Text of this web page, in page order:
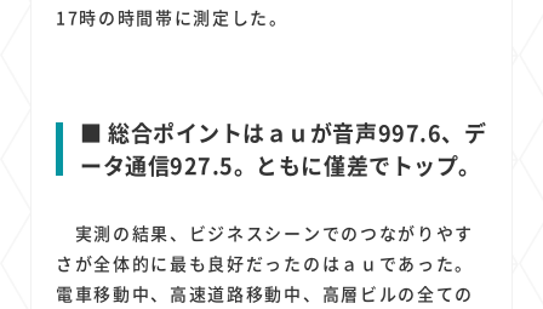
17時の時間帯に測定した。
■ 総合ポイントはａｕが音声997.6、デ
ータ通信927.5。ともに僅差でトップ。
実測の結果、ビジネスシーンでのつながりやす
さが全体的に最も良好だったのはａｕであった。
電車移動中、高速道路移動中、高層ビルの全ての